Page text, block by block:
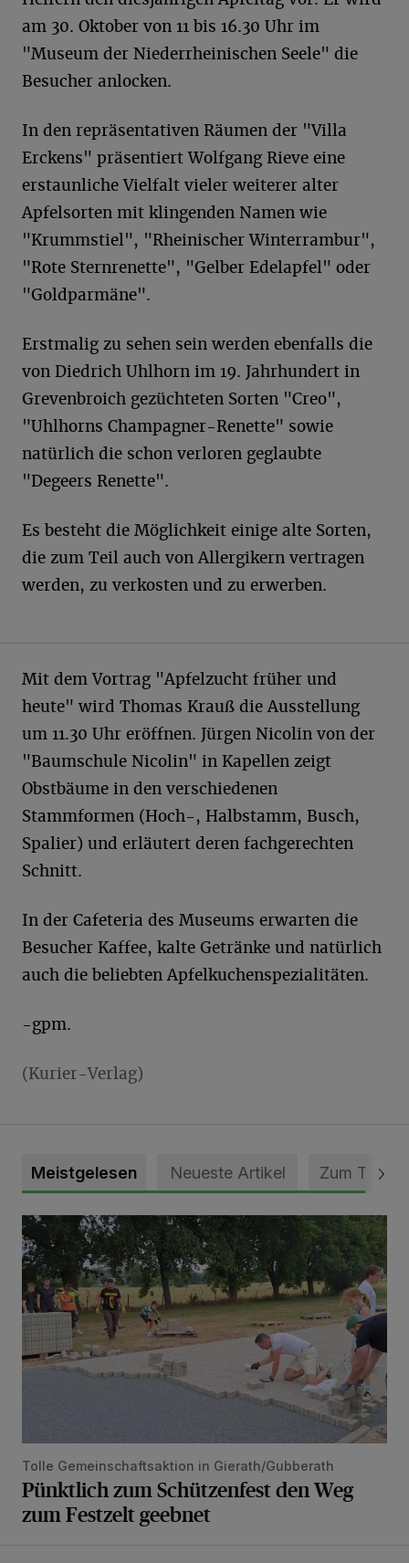
am 30. Oktober von 11 bis 16.30 Uhr im
"Museum der Niederrheinischen Seele" die
Besucher anlocken.
In den repräsentativen Räumen der "Villa
Erckens" präsentiert Wolfgang Rieve eine
erstaunliche Vielfalt vieler weiterer alter
Apfelsorten mit klingenden Namen wie
"Krummstiel", "Rheinischer Winterrambur",
"Rote Sternrenette", "Gelber Edelapfel" oder
"Goldparmäne".
Erstmalig zu sehen sein werden ebenfalls die
von Diedrich Uhlhorn im 19. Jahrhundert in
Grevenbroich gezüchteten Sorten "Creo",
"Uhlhorns Champagner-Renette" sowie
natürlich die schon verloren geglaubte
"Degeers Renette".
Es besteht die Möglichkeit einige alte Sorten,
die zum Teil auch von Allergikern vertragen
werden, zu verkosten und zu erwerben.
Mit dem Vortrag "Apfelzucht früher und
heute" wird Thomas Krauß die Ausstellung
um 11.30 Uhr eröffnen. Jürgen Nicolin von der
"Baumschule Nicolin" in Kapellen zeigt
Obstbäume in den verschiedenen
Stammformen (Hoch-, Halbstamm, Busch,
Spalier) und erläutert deren fachgerechten
Schnitt.
In der Cafeteria des Museums erwarten die
Besucher Kaffee, kalte Getränke und natürlich
auch die beliebten Apfelkuchenspezialitäten.
-gpm.
(Kurier-Verlag)
Meistgelesen Neueste Artikel Zum Thema
Pünktlich zum Schützenfest den Weg zum Festzelt
Tolle Gemeinschaftsaktion in Gierath/Gubberath
Pünktlich zum Schützenfest den Weg
zum Festzelt geebnet